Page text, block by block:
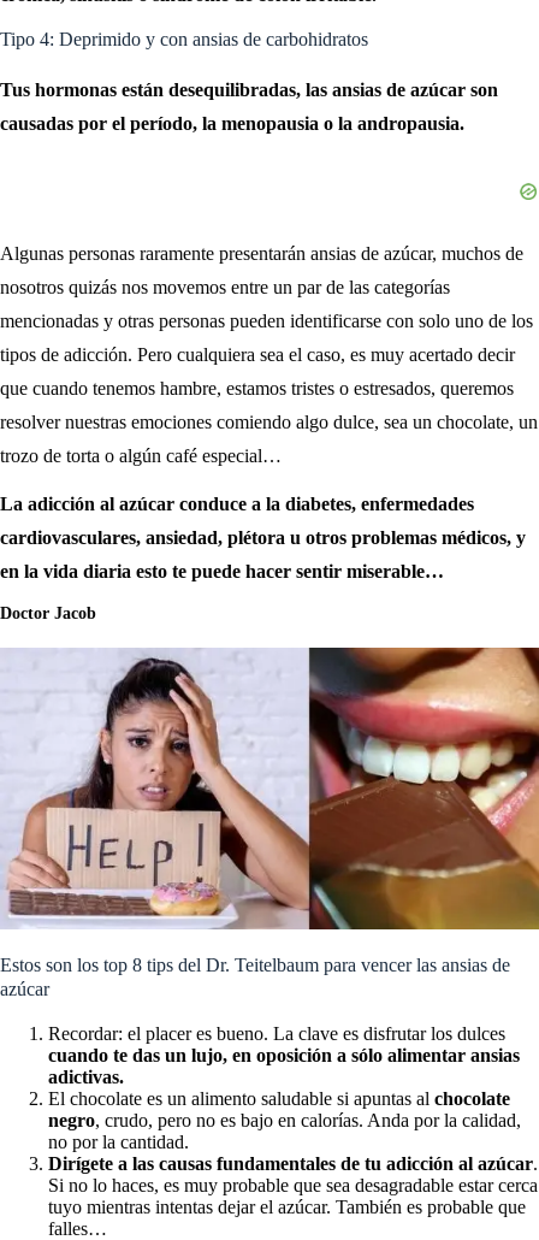
Tipo 4: Deprimido y con ansias de carbohidratos
Tus hormonas están desequilibradas, las ansias de azúcar son
causadas por el período, la menopausia o la andropausia.
Algunas personas raramente presentarán ansias de azúcar, muchos de
nosotros quizás nos movemos entre un par de las categorías
mencionadas y otras personas pueden identificarse con solo uno de los
tipos de adicción. Pero cualquiera sea el caso, es muy acertado decir
que cuando tenemos hambre, estamos tristes o estresados, queremos
resolver nuestras emociones comiendo algo dulce, sea un chocolate, un
trozo de torta o algún café especial…
La adicción al azúcar conduce a la diabetes, enfermedades
cardiovasculares, ansiedad, plétora u otros problemas médicos, y
en la vida diaria esto te puede hacer sentir miserable…
Doctor Jacob
Estos son los top 8 tips del Dr. Teitelbaum para vencer las ansias de
azúcar
Recordar: el placer es bueno. La clave es disfrutar los dulces
cuando te das un lujo, en oposición a sólo alimentar ansias
adictivas.
El chocolate es un alimento saludable si apuntas al chocolate
negro, crudo, pero no es bajo en calorías. Anda por la calidad,
no por la cantidad.
Dirígete a las causas fundamentales de tu adicción al azúcar.
Si no lo haces, es muy probable que sea desagradable estar cerca
tuyo mientras intentas dejar el azúcar. También es probable que
falles…